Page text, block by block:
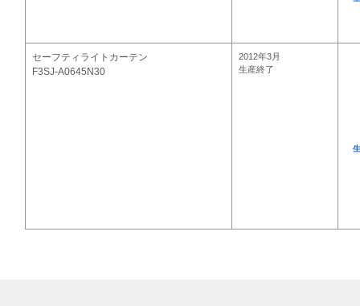
セーフティライトカーテン
F3SJ-A0645N30
2012年3月
生産終了